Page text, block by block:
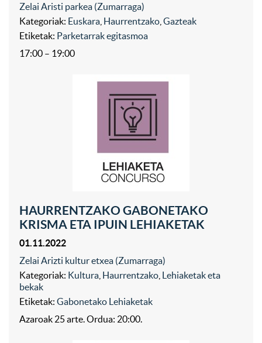
Zelai Aristi parkea (Zumarraga)
Kategoriak: Euskara Haurrentzako Gazteak
Etiketak: Parketarrak egitasmoa
17:00 – 19:00
HAURRENTZAKO GABONETAKO
KRISMA ETA IPUIN LEHIAKETAK
01.11.2022
Zelai Arizti kultur etxea (Zumarraga)
Kategoriak: Kultura Haurrentzako Lehiaketak eta
bekak
Etiketak: Gabonetako Lehiaketak
Azaroak 25 arte. Ordua: 20:00.